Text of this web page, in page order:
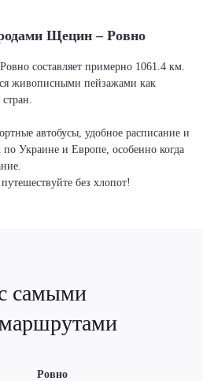
Щецин – Ровно
составляет примерно 1061.4 км.
живописными пейзажами как
автобусы, удобное расписание и
Украине и Европе, особенно когда
без хлопот!
самыми
Ровно